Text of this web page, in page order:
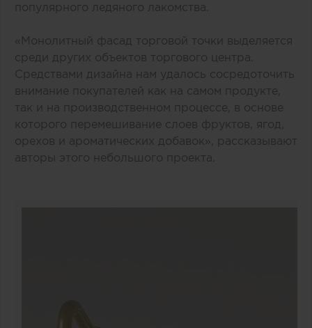
популярного ледяного лакомства.
«Монолитный фасад торговой точки выделяется
среди других объектов торгового центра.
Средствами дизайна нам удалось сосредоточить
внимание покупателей как на самом продукте,
так и на производственном процессе, в основе
которого перемешивание слоев фруктов, ягод,
орехов и ароматических добавок», рассказывают
авторы этого небольшого проекта.